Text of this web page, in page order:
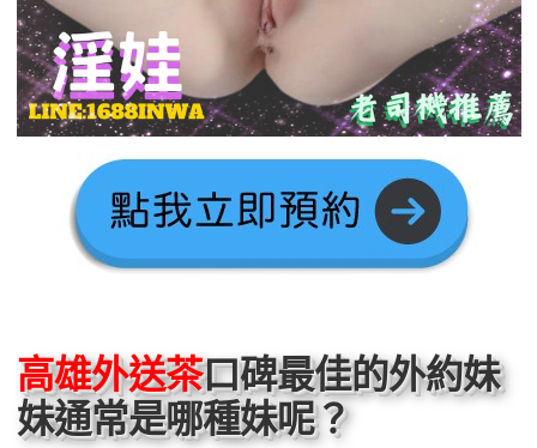
高雄外送茶口碑最佳的外約妹
妹通常是哪種妹呢？